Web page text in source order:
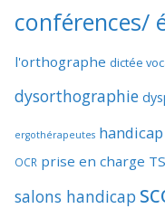
conférences/
l'orthographe dictée
dysorthographie
ergothérapeutes
OCR prise en charge
salons handicap